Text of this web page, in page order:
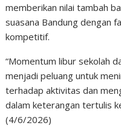
memberikan nilai tambah
suasana Bandung dengan
kompetitif.
“Momentum libur sekolah
menjadi peluang untuk
terhadap aktivitas dan
dalam keterangan tertulis
(4/6/2026)